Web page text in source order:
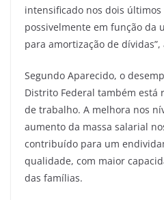
intensificado nos dois últimos
possivelmente em função da
para amortização de dívidas”,
Segundo Aparecido, o
Distrito Federal também está
de trabalho. A melhora nos
aumento da massa salarial
contribuído para um
qualidade, com maior
das famílias.